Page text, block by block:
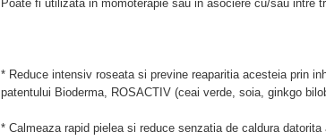
Poate fi utilizata in momoterapie sau in asociere cu/sau intre
* Reduce intensiv roseata si previne reaparitia acesteia prin
patentului Bioderma, ROSACTIV (ceai verde, soia, ginkgo
* Calmeaza rapid pielea si reduce senzatia de caldura